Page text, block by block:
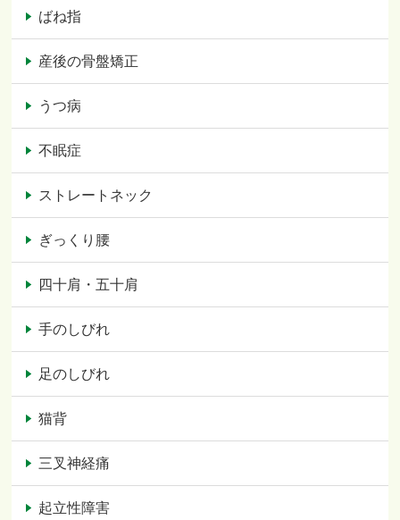
ばね指
産後の骨盤矯正
うつ病
不眠症
ストレートネック
ぎっくり腰
四十肩・五十肩
手のしびれ
足のしびれ
猫背
三叉神経痛
起立性障害